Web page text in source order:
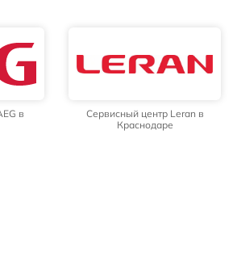
в
Сервисный центр Leran в
Краснодаре